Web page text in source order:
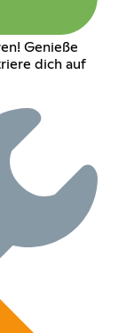
Genieße
dich auf